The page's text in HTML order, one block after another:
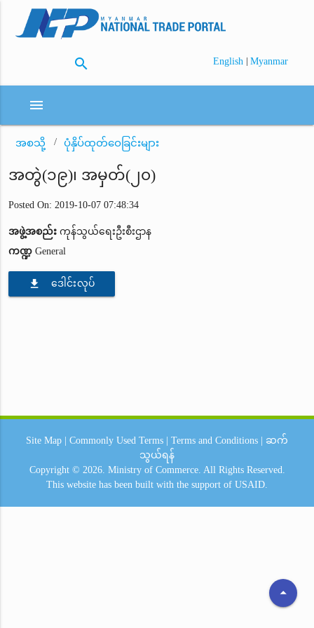
search English | Myanmar
menu
အစသို့ ပုံနှိပ်ထုတ်ဝေခြင်းများ
အတွဲ(၁၉)၊ အမှတ်(၂၀)
Posted On: 2019-10-07 07:48:34
အဖွဲ့အစည်းကုန်သွယ်ရေးဦးစီးဌာန
ကဏ္ဍGeneral
file_download ဒေါင်းလုပ်
arrow_drop_up
Site Map Commonly Used Terms Terms and Conditions
ဆက်
သွယ်ရန်
Copyright © 2026. Ministry of Commerce. All Rights Reserved.
This website has been built with the support of USAID.